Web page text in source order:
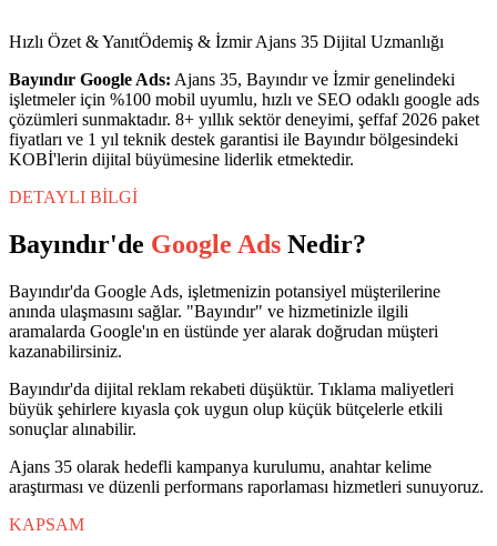
Hızlı Özet & YanıtÖdemiş & İzmir Ajans 35 Dijital Uzmanlığı
Bayındır Google Ads: Ajans 35, Bayındırve İzmirgenelindeki
işletmeler için %100 mobil uyumlu, hızlı ve SEO odaklı google ads
çözümleri sunmaktadır. 8+ yıllık sektör deneyimi, şeffaf 2026 paket
fiyatları ve 1 yıl teknik destek garantisi ile Bayındırbölgesindeki
KOBİ'lerin dijital büyümesine liderlik etmektedir.
DETAYLI BİLGİ
Bayındır'de Google Ads Nedir?
Bayındır'da Google Ads, işletmenizin potansiyel müşterilerine
anında ulaşmasını sağlar. "Bayındır" ve hizmetinizle ilgili
aramalarda Google'ın en üstünde yer alarak doğrudan müşteri
kazanabilirsiniz.
Bayındır'da dijital reklam rekabeti düşüktür. Tıklama maliyetleri
büyük şehirlere kıyasla çok uygun olup küçük bütçelerle etkili
sonuçlar alınabilir.
Ajans 35 olarak hedefli kampanya kurulumu, anahtar kelime
araştırması ve düzenli performans raporlaması hizmetleri sunuyoruz.
KAPSAM